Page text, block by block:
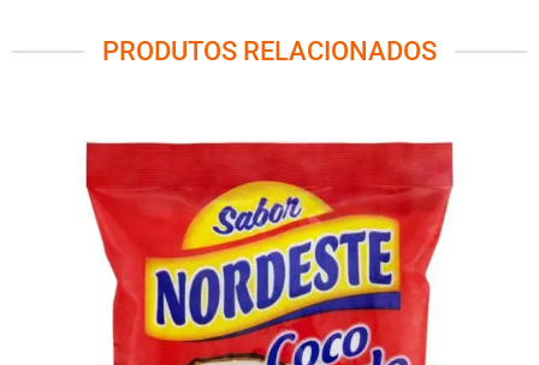
PRODUTOS RELACIONADOS